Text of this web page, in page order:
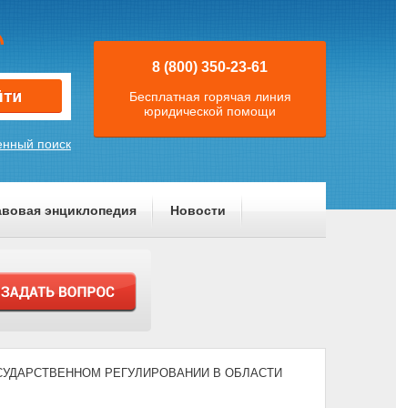
поиск
8 (800) 350-23-61
Бесплатная горячая линия
юридической помощи
энциклопедия Новости
РЕГУЛИРОВАНИИ В ОБЛАСТИ